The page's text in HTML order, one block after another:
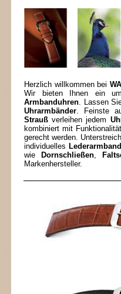
Herzlich willkommen bei
Wir bieten Ihnen ein
Armbanduhren. Lassen
Uhrarmbänder. Feinste
Strauß verleihen jedem
kombiniert mit
gerecht werden.
individuelles Lederarmband
wie
Dornschließen,
Markenhersteller.